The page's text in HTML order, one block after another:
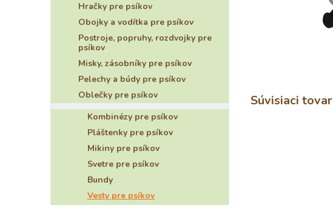
Hračky pre psíkov
Obojky a vodítka pre psíkov
Postroje, popruhy, rozdvojky pre
psíkov
Misky, zásobníky pre psíkov
Pelechy a búdy pre psíkov
Oblečky pre psíkov
Kombinézy pre psíkov
Pláštenky pre psíkov
Mikiny pre psíkov
Svetre pre psíkov
Bundy
Vesty pre psíkov
Súvisiaci tovar